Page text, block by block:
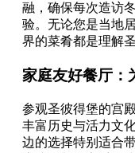
融，确保每次造访
验。无论您是当地
界的菜肴都是理解
家庭友好餐厅：
参观圣彼得堡的宫
丰富历史与活力文
边的选择特别适合